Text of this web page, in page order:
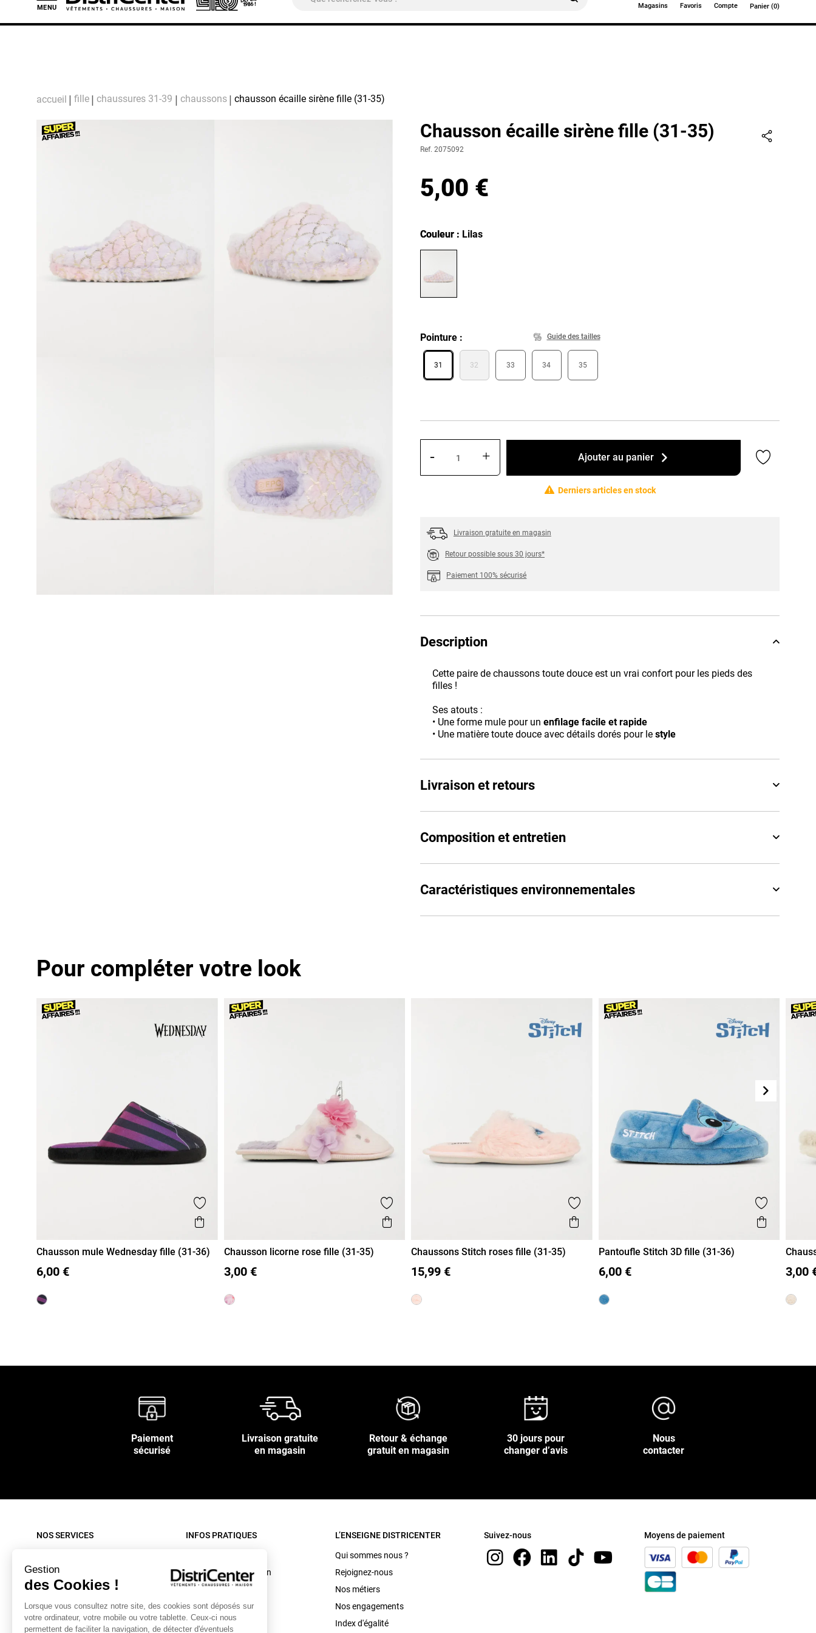
Gestion
des Cookies !
Lorsque vous consultez notre site, des cookies sont déposés sur
votre ordinateur, votre mobile ou votre tablette. Ceux-ci nous
permettent de faciliter la navigation, de détecter d'éventuels
MENU Magasins Favoris Compte Panier (0)
accueil fille chaussures 31-39 chaussons chausson écaille sirène fille (31-35)
Chausson écaille sirène fille (31-35)
Ref. 2075092
5,00 €
Couleur
Couleur : Lilas
Pointure Guide des tailles
31 32 33 34 35
- + Ajouter au panier Ajouter
Derniers articles en stock
Livraison gratuite en magasin
Retour possible sous 30 jours*
Paiement 100% sécurisé
Description
Cette paire de chaussons toute douce est un vrai confort pour les pieds des
filles !
Ses atouts :
• Une forme mule pour un enfilage facile et rapide
• Une matière toute douce avec détails dorés pour le style
Livraison et retours
Composition et entretien
Caractéristiques environnementales
Pour compléter votre look
Suivant
Ajouter aux favoris
Aperçu rapide
31
Chausson mule Wednesday fille (31-36)
6,00 €
Ajouter aux favoris
Aperçu rapide
31
Chausson licorne rose fille (31-35)
3,00 €
Ajouter aux favoris
Aperçu rapide
31 32
Chaussons Stitch roses fille (31-35)
15,99 €
Ajouter
Aperçu
31
Pantoufle Stitch 3D fille (31-36)
6,00 € 31
3,00
Paiement
sécurisé
Livraison gratuite
en magasin
Retour & échange
gratuit en magasin
30 jours pour
changer d’avis
Nous
contacter
NOS SERVICES
Nos livraisons
Retour sous 30 jours
Contactez-nous
Mon compte
INFOS PRATIQUES
Conditions d'utilisation
C.G.V. site internet
C.G.V. Magasin
Mentions légales
L’ENSEIGNE DISTRICENTER
Qui sommes nous ?
Rejoignez-nous
Nos métiers
Nos engagements
Index d'égalité
Suivez-nous Moyens de paiement